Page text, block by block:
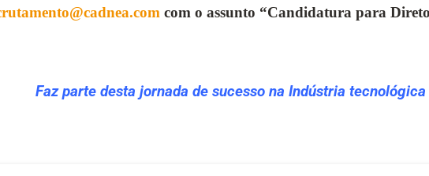
com o assunto “Candidatura para
Faz parte desta jornada de sucesso na Indústria